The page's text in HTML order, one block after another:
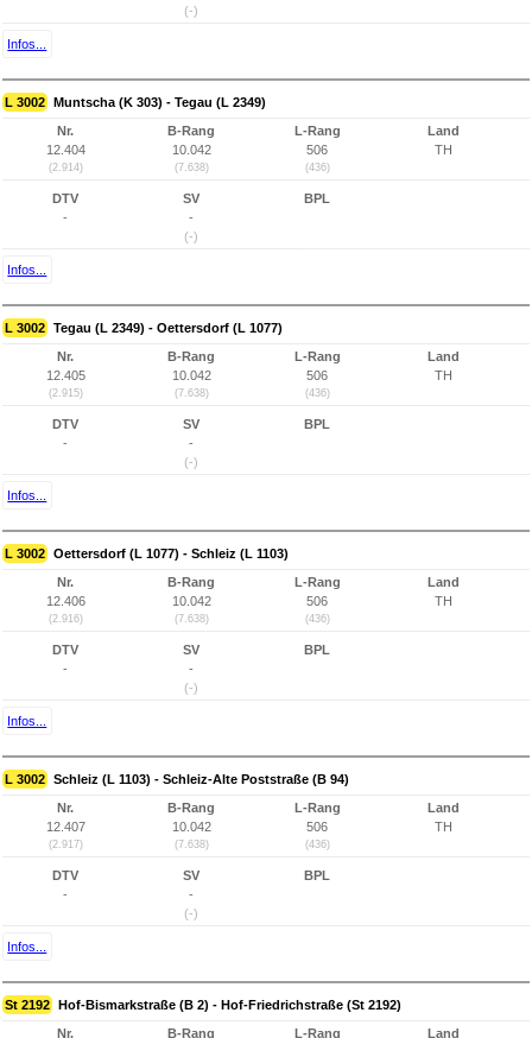
(-)
Infos...
L 3002 Muntscha (K 303) - Tegau (L 2349)
Nr.
12.404
(2.914)
B-Rang
10.042
(7.638)
L-Rang
506
(436)
Land
TH
DTV
-
SV
-
(-)
BPL
Infos...
L 3002 Tegau (L 2349) - Oettersdorf (L 1077)
Nr.
12.405
(2.915)
B-Rang
10.042
(7.638)
L-Rang
506
(436)
Land
TH
DTV
-
SV
-
(-)
BPL
Infos...
L 3002 Oettersdorf (L 1077) - Schleiz (L 1103)
Nr.
12.406
(2.916)
B-Rang
10.042
(7.638)
L-Rang
506
(436)
Land
TH
DTV
-
SV
-
(-)
BPL
Infos...
L 3002 Schleiz (L 1103) - Schleiz-Alte Poststraße (B 94)
Nr.
12.407
(2.917)
B-Rang
10.042
(7.638)
L-Rang
506
(436)
Land
TH
DTV
-
SV
-
(-)
BPL
Infos...
St 2192 Hof-Bismarkstraße (B 2) - Hof-Friedrichstraße (St 2192)
Nr.
B-Rang
L-Rang
Land